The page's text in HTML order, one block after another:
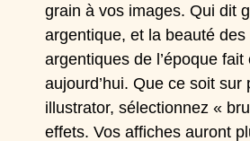
grain à vos images. Qui dit
argentique, et la beauté des
argentiques de l’époque
aujourd’hui. Que ce soit sur
illustrator, sélectionnez «
effets. Vos affiches auront